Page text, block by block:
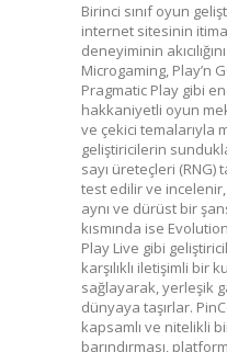
Birinci sınıf oyun
internet sitesinin
deneyiminin
Microgaming, Play’n
Pragmatic Play gibi
hakkaniyetli oyun
ve çekici temalarıyla
geliştiricilerin
sayı üreteçleri (RNG)
test edilir ve incelenir,
aynı ve dürüst bir
kısmında ise
Play Live gibi
karşılıklı iletişimli bir
sağlayarak, yerleşik
dünyaya taşırlar.
kapsamlı ve nitelikli
barındırması,